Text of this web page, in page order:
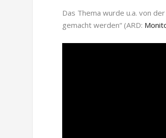
Das Thema wurde u.a. von
gemacht werden“ (ARD: